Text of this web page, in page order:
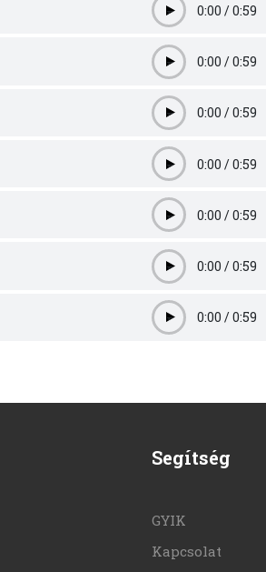
Play0:00 /0:59
Play0:00 /0:59
Play0:00 /0:59
Play0:00 /0:59
Play0:00 /0:59
Play0:00 /0:59
Play0:00 /0:59
Segítség
GYIK
Kapcsolat